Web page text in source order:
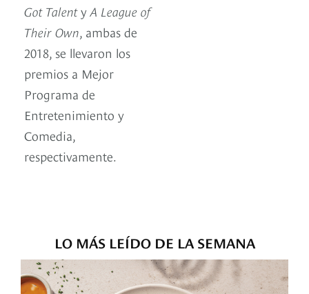
Got TalentyA League of
Their Own, ambas de
2018, se llevaron los
premios a Mejor
Programa de
Entretenimiento y
Comedia,
respectivamente.
LO MÁS LEÍDO DE LA SEMANA